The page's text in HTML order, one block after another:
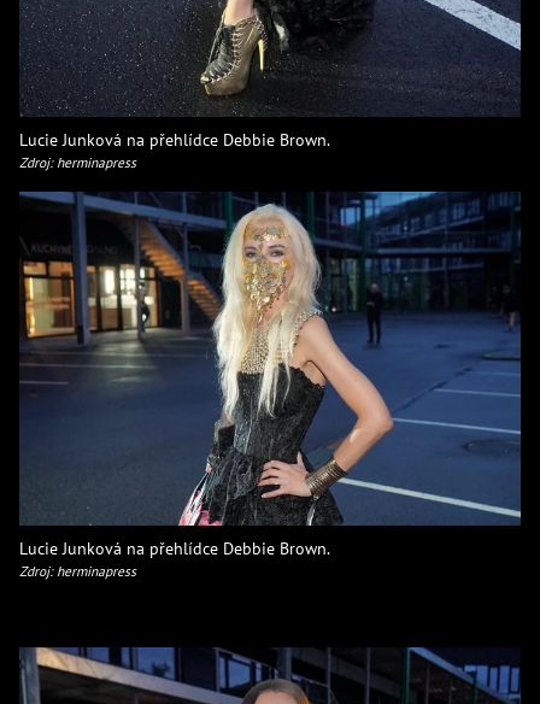
Lucie Junková na přehlídce Debbie Brown.
Zdroj: herminapress
Lucie Junková na přehlídce Debbie Brown.
Zdroj: herminapress